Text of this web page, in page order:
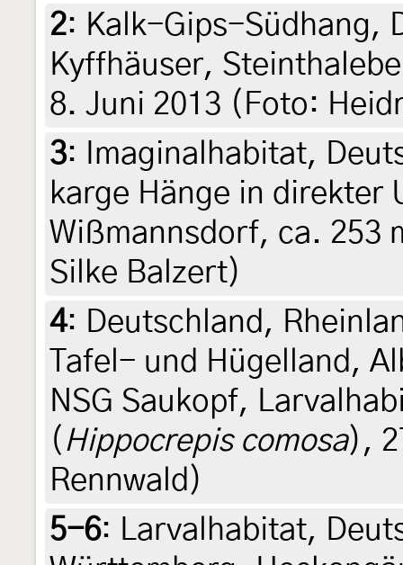
2: Kalk-Gips-Südhang,
Kyffhäuser,
8. Juni 2013 (Foto:
3:
Imaginalhabitat,
karge Hänge in direkter
Wißmannsdorf, ca. 253
Silke Balzert)
4: Deutschland,
Tafel- und Hügelland,
NSG Saukopf,
( Hippocrepis comosa),
Rennwald)
5-6: Larvalhabitat,